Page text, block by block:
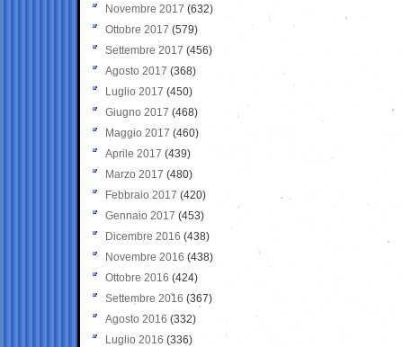
Novembre 2017 (632)
Ottobre 2017 (579)
Settembre 2017 (456)
Agosto 2017 (368)
Luglio 2017 (450)
Giugno 2017 (468)
Maggio 2017 (460)
Aprile 2017 (439)
Marzo 2017 (480)
Febbraio 2017 (420)
Gennaio 2017 (453)
Dicembre 2016 (438)
Novembre 2016 (438)
Ottobre 2016 (424)
Settembre 2016 (367)
Agosto 2016 (332)
Luglio 2016 (336)